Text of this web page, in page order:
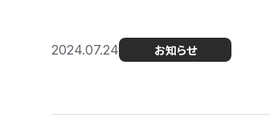
2024.07.24 お知らせ